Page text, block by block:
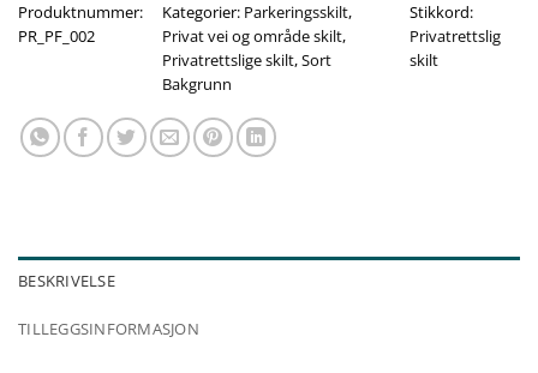
Produktnummer:
PR_PF_002
Kategorier: Parkeringsskilt,
Privat vei og område skilt,
Privatrettslige skilt,Sort
Bakgrunn
Stikkord:
Privatrettslig
skilt
BESKRIVELSE
TILLEGGSINFORMASJON